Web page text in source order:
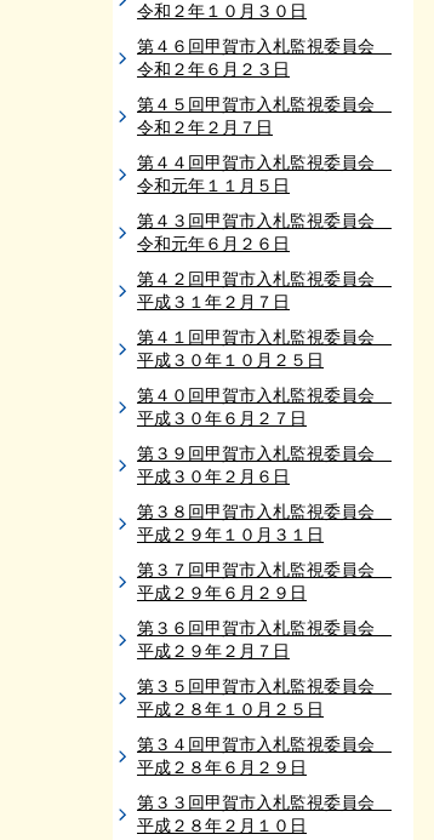
令和２年１０月３０日
第４６回甲賀市入札監視委員会
令和２年６月２３日
第４５回甲賀市入札監視委員会
令和２年２月７日
第４４回甲賀市入札監視委員会
令和元年１１月５日
第４３回甲賀市入札監視委員会
令和元年６月２６日
第４２回甲賀市入札監視委員会
平成３１年２月７日
第４１回甲賀市入札監視委員会
平成３０年１０月２５日
第４０回甲賀市入札監視委員会
平成３０年６月２７日
第３９回甲賀市入札監視委員会
平成３０年２月６日
第３８回甲賀市入札監視委員会
平成２９年１０月３１日
第３７回甲賀市入札監視委員会
平成２９年６月２９日
第３６回甲賀市入札監視委員会
平成２９年２月７日
第３５回甲賀市入札監視委員会
平成２８年１０月２５日
第３４回甲賀市入札監視委員会
平成２８年６月２９日
第３３回甲賀市入札監視委員会
平成２８年２月１０日